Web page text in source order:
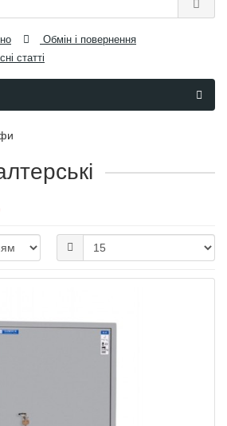
Обмін і повернення
статті